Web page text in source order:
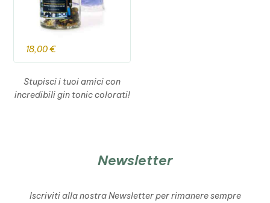
18,00€
Stupisci i tuoi amici con
incredibili gin tonic colorati!
Newsletter
Iscriviti alla nostra Newsletter per rimanere sempre